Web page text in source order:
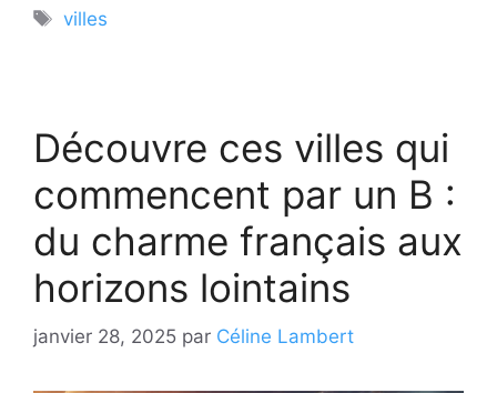
Étiquettes
villes
Découvre ces villes qui
commencent par un B :
du charme français aux
horizons lointains
janvier 28, 2025 par Céline Lambert